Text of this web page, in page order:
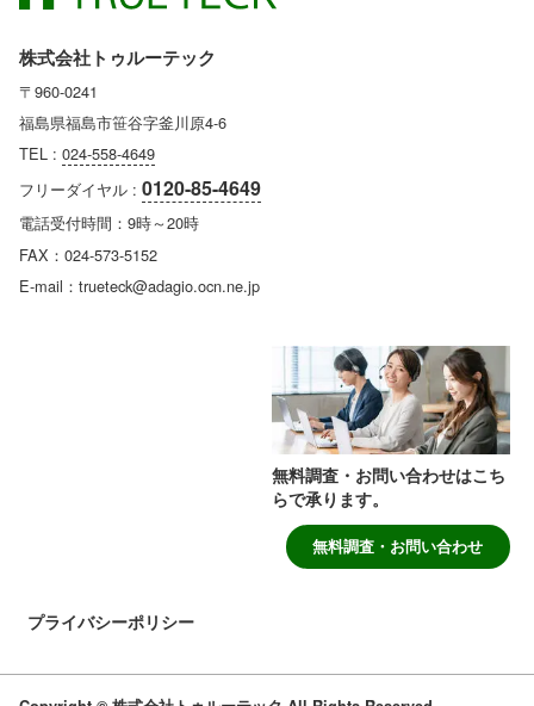
株式会社トゥルーテック
〒960-0241
福島県福島市笹谷字釜川原4-6
TEL : 024-558-4649
フリーダイヤル : 0120-85-4649
電話受付時間：9時～20時
FAX：024-573-5152
E-mail：trueteck@adagio.ocn.ne.jp
無料調査・お問い合わせはこち
らで承ります。
無料調査・お問い合わせ
プライバシーポリシー